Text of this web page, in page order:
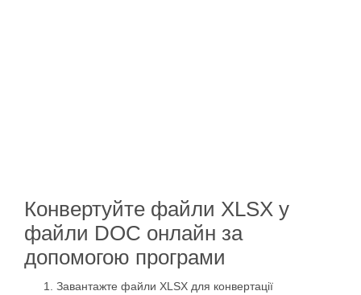
Конвертуйте файли XLSX у
файли DOC онлайн за
допомогою програми
Завантажте файли XLSX для конвертації